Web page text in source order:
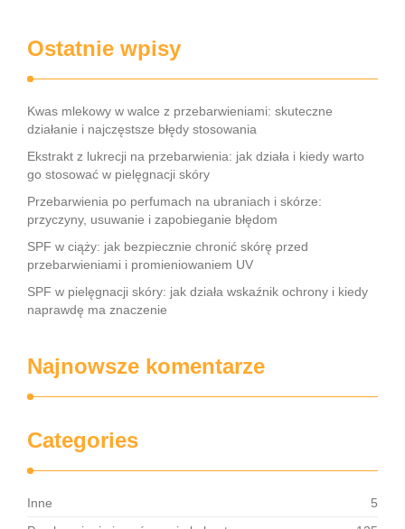
Ostatnie wpisy
Kwas mlekowy w walce z przebarwieniami: skuteczne
działanie i najczęstsze błędy stosowania
Ekstrakt z lukrecji na przebarwienia: jak działa i kiedy warto
go stosować w pielęgnacji skóry
Przebarwienia po perfumach na ubraniach i skórze:
przyczyny, usuwanie i zapobieganie błędom
SPF w ciąży: jak bezpiecznie chronić skórę przed
przebarwieniami i promieniowaniem UV
SPF w pielęgnacji skóry: jak działa wskaźnik ochrony i kiedy
naprawdę ma znaczenie
Najnowsze komentarze
Categories
Inne
5